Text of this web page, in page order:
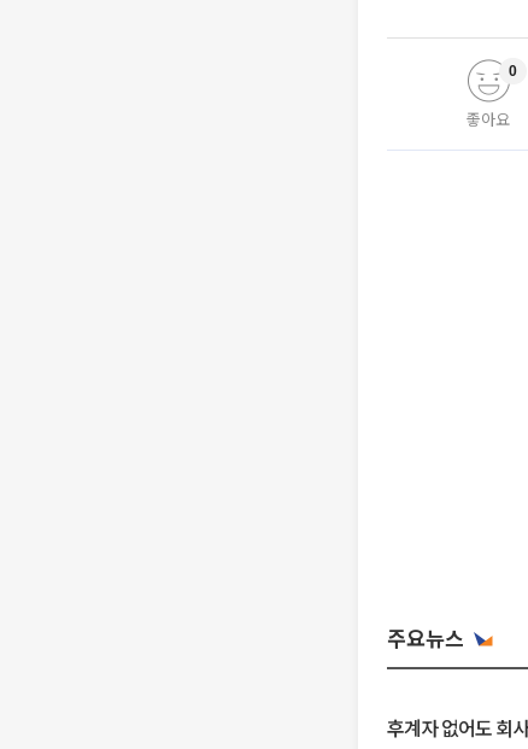
좋아요
0
주요뉴스
후계자 없어도 회